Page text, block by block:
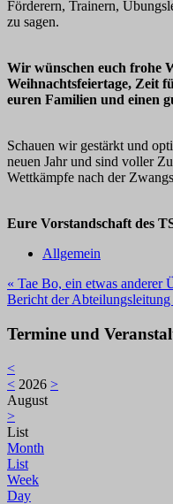
Förderern, Trainern,
zu sagen.
Wir wünschen euch frohe
Weihnachtsfeiertage, Zeit
euren Familien und einen
Schauen wir gestärkt und
neuen Jahr und sind voller
Wettkämpfe nach der
Eure Vorstandschaft des
Allgemein
« Tae Bo, ein etwas anderer
Bericht der
Termine und
<
< 2026 >
August
>
List
Month
List
Week
Day